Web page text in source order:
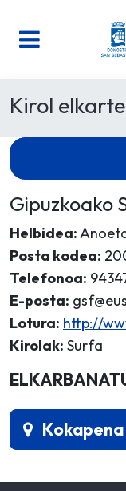
Kirol
Gipuzkoako
Helbidea:
Posta kodea:
Telefonoa:
E-posta:
Lotura: http://
Kirolak: Surfa
Kokapena